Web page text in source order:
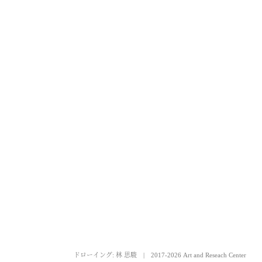
ドローイング: 林 思駿 2017-2026 Art and Reseach Center